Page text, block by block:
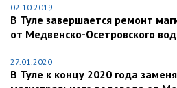
02.10.2019
В Туле завершается ремонт
от Медвенско-Осетровского
27.01.2020
В Туле к концу 2020 года